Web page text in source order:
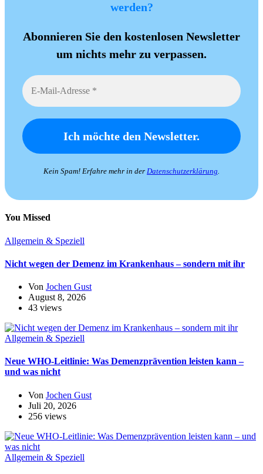
werden?
Abonnieren Sie den kostenlosen Newsletter
um nichts mehr zu verpassen.
Kein Spam! Erfahre mehr in der Datenschutzerklärung.
You Missed
Allgemein & Speziell
Nicht wegen der Demenz im Krankenhaus – sondern mit ihr
Von Jochen Gust
August 8, 2026
43 views
Allgemein & Speziell
Neue WHO-Leitlinie: Was Demenzprävention leisten kann –
und was nicht
Von Jochen Gust
Juli 20, 2026
256 views
Allgemein & Speziell